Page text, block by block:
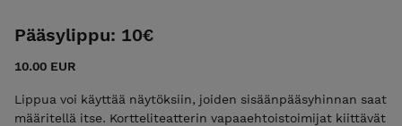
Pääsylippu: 10€
10.00 EUR
Lippua voi käyttää näytöksiin, joiden sisäänpääsyhinnan saat
määritellä itse. Kortteliteatterin vapaaehtoistoimijat kiittävät